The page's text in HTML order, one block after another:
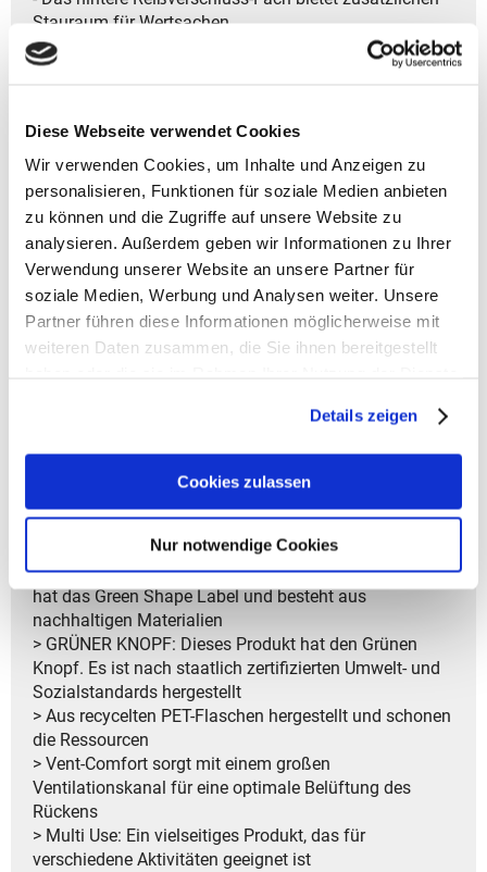
Diese Webseite verwendet Cookies
Wir verwenden Cookies, um Inhalte und Anzeigen zu
personalisieren, Funktionen für soziale Medien anbieten
zu können und die Zugriffe auf unsere Website zu
analysieren. Außerdem geben wir Informationen zu Ihrer
Verwendung unserer Website an unsere Partner für
soziale Medien, Werbung und Analysen weiter. Unsere
Partner führen diese Informationen möglicherweise mit
weiteren Daten zusammen, die Sie ihnen bereitgestellt
Details zeigen
Cookies zulassen
Nur notwendige Cookies
Stauraum für Wertsachen.
- Die ErgoShape-Schultergurte bieten hervorragende
Bewegungsfreiheit und hohen Tragekomfort.
- Ein gepolsterter Rücken sorgt für angenehmes Tragen,
auch bei längeren Einsätzen.
- Das Vent Comfort Kontaktrücken-System sorgt für
optimale Belüftung und perfekten Sitz.
- Ein Blinklichthalter sorgt für zusätzliche Sicherheit
und Sichtbarkeit.
- Die Front-Tasche mit Reißverschluss bietet
zusätzlichen Platz für kleinere Gegenstände.
- Ein Schlüsselhalter sorgt dafür, dass Ihre Schlüssel
immer griffbereit sind.
praktischen Tabletfachs, macht diesen Rucksack
- Das Rückensystem bietet mit seiner komfortablen
Passform eine hervorragende Unterstützung.
- Ideal für den Lifestyle-Alltag
> GREEN SHAPE: Dieses umweltfreundliche Produkt
hat das Green Shape Label und besteht aus
nachhaltigen Materialien
> GRÜNER KNOPF: Dieses Produkt hat den Grünen
Knopf. Es ist nach staatlich zertifizierten Umwelt- und
Sozialstandards hergestellt
> Aus recycelten PET-Flaschen hergestellt und schonen
die Ressourcen
> Vent-Comfort sorgt mit einem großen
Ventilationskanal für eine optimale Belüftung des
Rückens
> Multi Use: Ein vielseitiges Produkt, das für
verschiedene Aktivitäten geeignet ist